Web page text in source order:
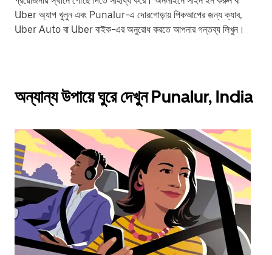
Uber অ্যাপ খুলুন এবং Punalur-এ দোরগোড়ায় পিকআপের জন্য ক্যাব,
Uber Auto বা Uber বাইক-এর অনুরোধ করতে আপনার গন্তব্য লিখুন।
অন্যান্য উপায়ে ঘুরে দেখুন Punalur, India